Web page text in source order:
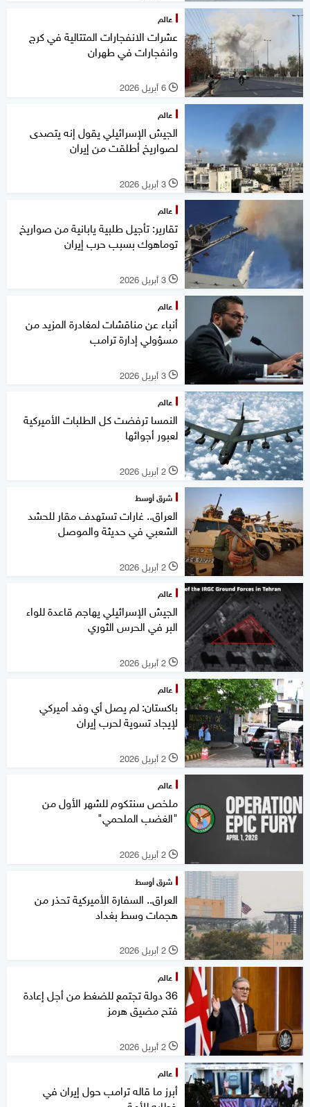
عالم
عشرات الانفجارات المتتالية في كرج
وانفجارات في طهران
l 6 أبريل 2026
عالم
الجيش الإسرائيلي يقول إنه يتصدى
لصواريخ أطلقت من إيران
l 3 أبريل 2026
عالم
تقارير: تأجيل طلبية يابانية من صواريخ
توماهوك بسبب حرب إيران
l 3 أبريل 2026
عالم
أنباء عن مناقشات لمغادرة المزيد من
مسؤولي إدارة ترامب
l 3 أبريل 2026
عالم
النمسا ترفضت كل الطلبات الأميركية
لعبور أجوائها
l 2 أبريل 2026
شرق أوسط
العراق.. غارات تستهدف مقار للحشد
الشعبي في حديثة والموصل
l 2 أبريل 2026
عالم
الجيش الإسرائيلي يهاجم قاعدة للواء
البر في الحرس الثوري
l 2 أبريل 2026
عالم
باكستان: لم يصل أي وفد أميركي
لإيجاد تسوية لحرب إيران
l 2 أبريل 2026
عالم
ملخص سنتكوم للشهر الأول من
"الغضب الملحمي"
l 2 أبريل 2026
شرق أوسط
العراق.. السفارة الأميركية تحذر من
هجمات وسط بغداد
l 2 أبريل 2026
عالم
36 دولة تجتمع للضغط من أجل إعادة
فتح مضيق هرمز
l 2 أبريل 2026
عالم
أبرز ما قاله ترامب حول إيران في